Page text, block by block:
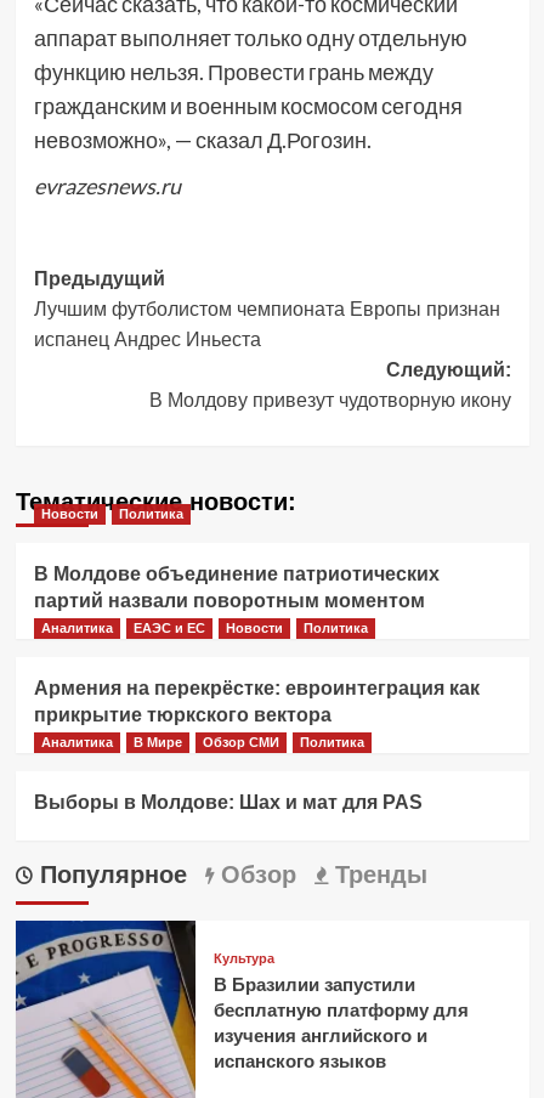
аппарат выполняет только одну отдельную
функцию нельзя. Провести грань между
гражданским и военным космосом сегодня
невозможно», — сказал Д.Рогозин.
evrazesnews.ru
Навигация
записи
Предыдущий
Лучшим футболистом чемпионата Европы признан
испанец Андрес Иньеста
Следующий:
В Молдову привезут чудотворную икону
Тематические новости:
Новости Политика
В Молдове объединение патриотических
партий назвали поворотным моментом
Аналитика ЕАЭС и ЕС Новости Политика
Армения на перекрёстке: евроинтеграция как
прикрытие тюркского вектора
Аналитика В Мире Обзор СМИ Политика
Выборы в Молдове: Шах и мат для PAS
Популярное Обзор Тренды
Культура
В Бразилии запустили
бесплатную платформу для
изучения английского и
испанского языков